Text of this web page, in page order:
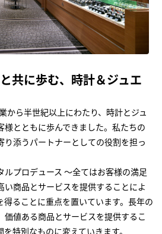
共に歩む、時計＆ジュエ
から半世紀以上にわたり、時計とジュ
様とともに歩んできました。私たちの
添うパートナーとしての役割を担っ
プロデュース ～全てはお客様の満足
い商品とサービスを提供することによ
得ることに重点を置いています。長年の
値ある商品とサービスを提供するこ
特別なものに変えていきます。